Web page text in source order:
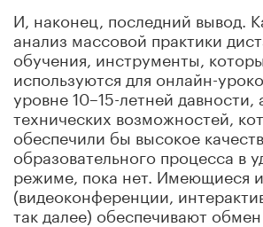
И, наконец, последний вывод.
анализ массовой практики
обучения, инструменты,
используются для онлайн-
уровне 10–15-летней давности,
технических возможностей,
обеспечили бы высокое
образовательного процесса в
режиме, пока нет. Имеющиеся
(видеоконференции,
так далее) обеспечивают